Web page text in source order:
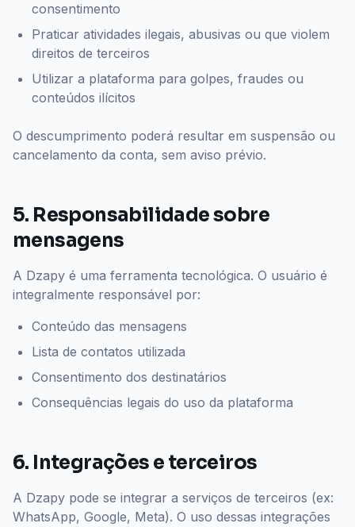
consentimento
Praticar atividades ilegais, abusivas ou que violem
direitos de terceiros
Utilizar a plataforma para golpes, fraudes ou
conteúdos ilícitos
O descumprimento poderá resultar em suspensão ou
cancelamento da conta, sem aviso prévio.
5. Responsabilidade sobre
mensagens
A Dzapy é uma ferramenta tecnológica. O usuário é
integralmente responsável por:
Conteúdo das mensagens
Lista de contatos utilizada
Consentimento dos destinatários
Consequências legais do uso da plataforma
6. Integrações e terceiros
A Dzapy pode se integrar a serviços de terceiros (ex:
WhatsApp, Google, Meta). O uso dessas integrações